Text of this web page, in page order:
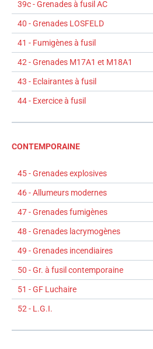
39c - Grenades à fusil AC
40 - Grenades LOSFELD
41 - Fumigènes à fusil
42 - Grenades M17A1 et M18A1
43 - Eclairantes à fusil
44 - Exercice à fusil
CONTEMPORAINE
45 - Grenades explosives
46 - Allumeurs modernes
47 - Grenades fumigènes
48 - Grenades lacrymogènes
49 - Grenades incendiaires
50 - Gr. à fusil contemporaine
51 - GF Luchaire
52 - L.G.I.